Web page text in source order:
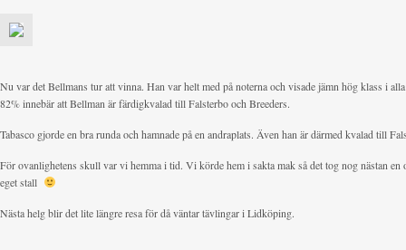
Nu var det Bellmans tur att vinna. Han var helt med på noterna och visade jämn hög klass i
82% innebär att Bellman är färdigkvalad till Falsterbo och Breeders.
Tabasco gjorde en bra runda och hamnade på en andraplats. Även han är därmed kvalad till
För ovanlighetens skull var vi hemma i tid. Vi körde hem i sakta mak så det tog nog nästan
eget stall
Nästa helg blir det lite längre resa för då väntar tävlingar i Lidköping.